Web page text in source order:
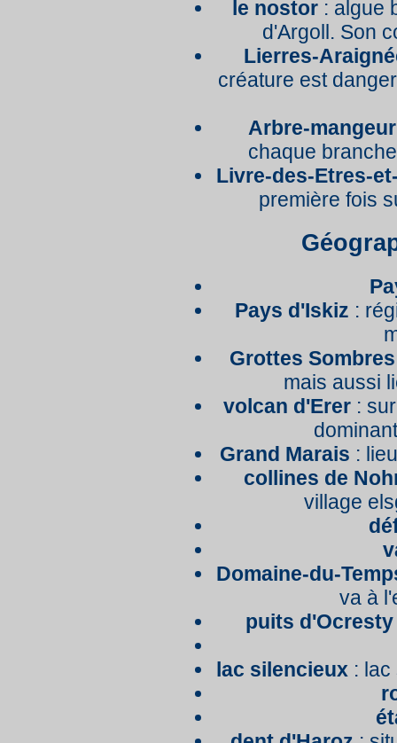
le nostor: algue
d'Argoll. Son
Lierres-
créature est
Arbre-mangeur
chaque
Livre-des-Etres-
première fois
Pays d'Iskiz :
Grottes Sombres
mais aussi
volcan d'Erer :
Grand Marais :
collines de
village
Domaine-du-
va à
puits d'Ocresty
lac silencieux :